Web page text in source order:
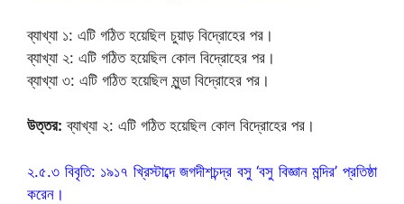
ব্যাখ্যা ১: এটি গঠিত হয়েছিল চুয়াড় বিদ্রোহের পর।
ব্যাখ্যা ২: এটি গঠিত হয়েছিল কোল বিদ্রোহের পর।
ব্যাখ্যা ৩: এটি গঠিত হয়েছিল মুন্ডা বিদ্রোহের পর।
উত্তর: ব্যাখ্যা ২: এটি গঠিত হয়েছিল কোল বিদ্রোহের পর।
২.৫.৩ বিবৃতি: ১৯১৭ খ্রিস্টাব্দে জগদীশচন্দ্র বসু ‘বসু বিজ্ঞান মন্দির’ প্রতিষ্ঠা
করেন।